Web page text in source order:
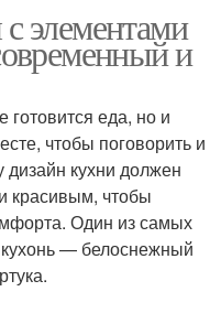
элементами
и
готовится еда, но и
чтобы поговорить и
кухни должен
красивым, чтобы
Один из самых
— белоснежный